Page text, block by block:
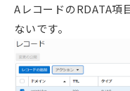
AレコードのRDATA項
ないです。